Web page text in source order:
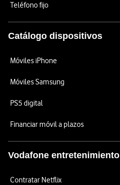
Teléfono fijo
Catálogo dispositivos
Móviles iPhone
Móviles Samsung
PS5 digital
Financiar móvil a plazos
Vodafone entretenimiento
Contratar Netflix